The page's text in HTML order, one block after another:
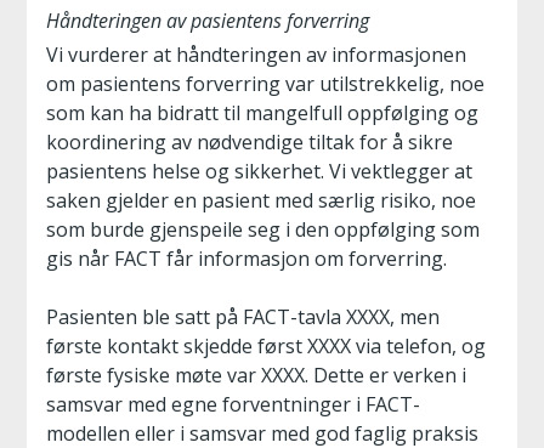
Håndteringen av pasientens forverring
Vi vurderer at håndteringen av informasjonen
om pasientens forverring var utilstrekkelig, noe
som kan ha bidratt til mangelfull oppfølging og
koordinering av nødvendige tiltak for å sikre
pasientens helse og sikkerhet. Vi vektlegger at
saken gjelder en pasient med særlig risiko, noe
som burde gjenspeile seg i den oppfølging som
gis når FACT får informasjon om forverring.
Pasienten ble satt på FACT-tavla XXXX, men
første kontakt skjedde først XXXX via telefon, og
første fysiske møte var XXXX. Dette er verken i
samsvar med egne forventninger i FACT-
modellen eller i samsvar med god faglig praksis